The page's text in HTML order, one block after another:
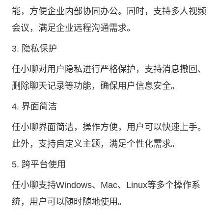
能，方便企业内部协同办公。同时，支持多人视频
会议，满足企业远程沟通需求。
3. 隐私保护
任小聊对用户隐私进行严格保护，支持消息撤回、
删除聊天记录等功能，确保用户信息安全。
4. 界面简洁
任小聊界面简洁，操作方便，用户可以快速上手。
此外，支持自定义主题，满足个性化需求。
5. 跨平台使用
任小聊支持Windows、Mac、Linux等多个操作系
统，用户可以随时随地使用。